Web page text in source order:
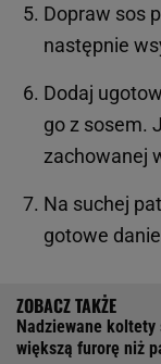
Dopraw sos
następnie
Dodaj
go z sosem.
zachowanej
Na suchej
gotowe
Nadziewane koltety
większą furorę niż